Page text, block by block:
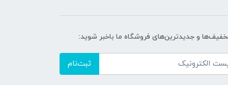
و جدیدترین‌های فروشگاه ما باخبر شوید:
ثبت‌نام